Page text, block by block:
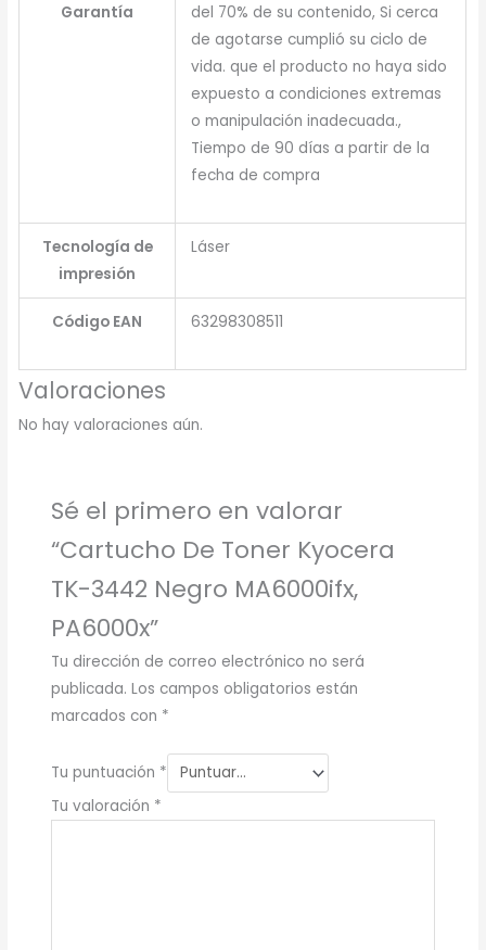
Garantía
del 70% de su contenido, Si cerca
de agotarse cumplió su ciclo de
vida. que el producto no haya sido
expuesto a condiciones extremas
o manipulación inadecuada.,
Tiempo de 90 días a partir de la
fecha de compra
Tecnología de
impresión
Láser
Código EAN 63298308511
Valoraciones
No hay valoraciones aún.
Sé el primero en valorar
“Cartucho De Toner Kyocera
TK-3442 Negro MA6000ifx,
PA6000x”
Tu dirección de correo electrónico no será
publicada. Los campos obligatorios están
marcados con *
Tu puntuación *
Tu valoración *